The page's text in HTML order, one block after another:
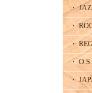
・
・
・
・
・